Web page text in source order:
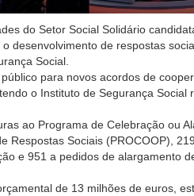
do Setor Social Solidário
desenvolvimento de respostas
Social.
para novos acordos de
o Instituto de Segurança
ao Programa de Celebração ou
Respostas Sociais (PROCOOP),
e 951 a pedidos de alargamento
de 13 milhões de euros,